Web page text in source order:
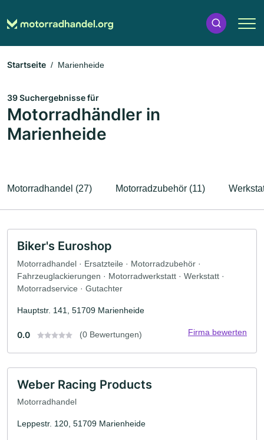
Startseite Marienheide
39 Suchergebnisse für
Motorradhändler in
Marienheide
Motorradhandel (27) Motorradzubehör (11)
Biker's Euroshop
Motorradhandel · Ersatzteile · Motorradzubehör ·
Fahrzeuglackierungen · Motorradwerkstatt · Werkstatt ·
Motorradservice · Gutachter
Hauptstr. 141, 51709 Marienheide
0.0 (0 Bewertungen) Firma bewerten
Weber Racing Products
Motorradhandel
Leppestr. 120, 51709 Marienheide